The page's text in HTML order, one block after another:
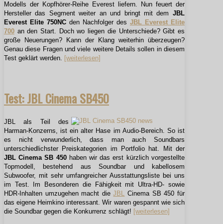
Modells der Kopfhörer-Reihe Everest liefern. Nun feuert der
Hersteller das Segment weiter an und bringt mit dem JBL
Everest Elite 750NCden Nachfolger des JBL Everest Elite
700 an den Start. Doch wo liegen die Unterschiede? Gibt es
große Neuerungen? Kann der Klang weiterhin überzeugen?
Genau diese Fragen und viele weitere Details sollen in diesem
Test geklärt werden. [weiterlesen]
Test: JBL Cinema SB450
JBL als Teil des
Harman-Konzerns, ist ein alter Hase im Audio-Bereich. So ist
es nicht verwunderlich, dass man auch Soundbars
unterschiedlichster Preiskategorien im Portfolio hat. Mit der
JBLCinema SB 450haben wir das erst kürzlich vorgestellte
Topmodell, bestehend aus Soundbar und kabellosem
Subwoofer, mit sehr umfangreicher Ausstattungsliste bei uns
im Test. Im Besonderen die Fähigkeit mit Ultra-HD- sowie
HDR-Inhalten umzugehen macht dieJBL Cinema SB 450 für
das eigene Heimkino interessant. Wir waren gespannt wie sich
die Soundbar gegen die Konkurrenz schlägt! [weiterlesen]